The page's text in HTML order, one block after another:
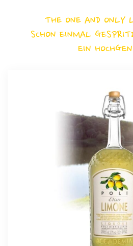
THE ONE AND ONLY
SCHON EINMAL
EIN